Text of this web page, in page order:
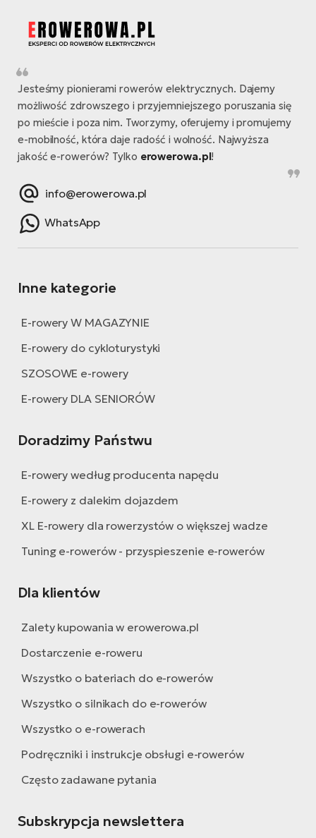
Jesteśmy pionierami rowerów elektrycznych. Dajemy
możliwość zdrowszego i przyjemniejszego poruszania się
po mieście i poza nim. Tworzymy, oferujemy i promujemy
e-mobilność, która daje radość i wolność. Najwyższa
jakość e-rowerów? Tylko erowerowa.pl!
info@erowerowa.pl
WhatsApp
Inne kategorie
E-rowery W MAGAZYNIE
E-rowery do cykloturystyki
SZOSOWE e-rowery
E-rowery DLA SENIORÓW
Doradzimy Państwu
E-rowery według producenta napędu
E-rowery z dalekim dojazdem
XL E-rowery dla rowerzystów o większej wadze
Tuning e-rowerów - przyspieszenie e-rowerów
Dla klientów
Zalety kupowania w erowerowa.pl
Dostarczenie e-roweru
Wszystko o bateriach do e-rowerów
Wszystko o silnikach do e-rowerów
Wszystko o e-rowerach
Podręczniki i instrukcje obsługi e-rowerów
Często zadawane pytania
Subskrypcja newslettera